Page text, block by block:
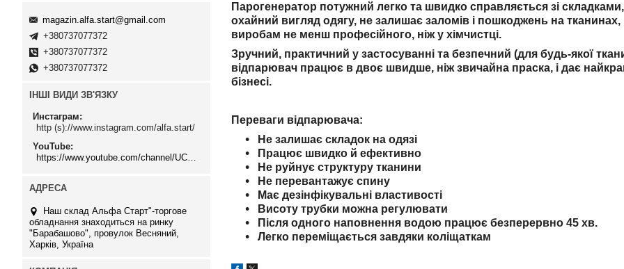
Парогенератор потужний легко та швидко справляється зі
охайний вигляд одягу, не залишає заломів і пошкоджень на
виробам не менш професійного, ніж у хімчистці.
Зручний, практичний у застосуванні та безпечний (для будь-якої
відпарювач працює в двоє швидше, ніж звичайна праска, і дає
бізнесі.
Переваги відпарювача:
Не залишає складок на одязі
Працює швидко й ефективно
Не руйнує структуру тканини
Не перевантажує спину
Має дезінфікувальні властивості
Висоту трубки можна регулювати
Після одного наповнення водою працює безперервно 45 хв.
Легко переміщається завдяки коліщаткам
magazin.alfa.start@gmail.com
+380737077372
+380737077372
+380737077372
ІНШІ ВИДИ ЗВ'ЯЗКУ
Инстаграм
http (s)://www.instagram.com/alfa.start/
YouTube
Наш склад Альфа Старт"-торгове
обладнання знаходиться на ринку
"Барабашово", провулок Весняний,
Харків, Україна